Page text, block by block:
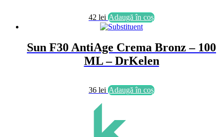
42 lei Adaugă în coș
Sun F30 AntiAge Crema Bronz – 100
ML – DrKelen
36 lei Adaugă în coș